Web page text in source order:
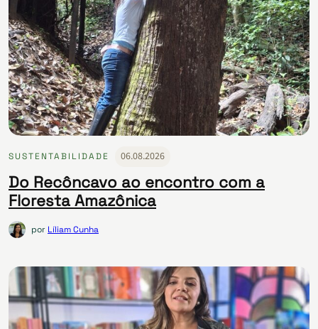
SUSTENTABILIDADE 06.08.2026
Do Recôncavo ao encontro com a
Floresta Amazônica
por Líliam Cunha